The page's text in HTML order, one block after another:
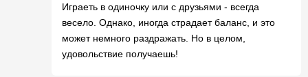
Играеть в одиночку или с друзьями - всегда
весело. Однако, иногда страдает баланс, и это
может немного раздражать. Но в целом,
удовольствие получаешь!